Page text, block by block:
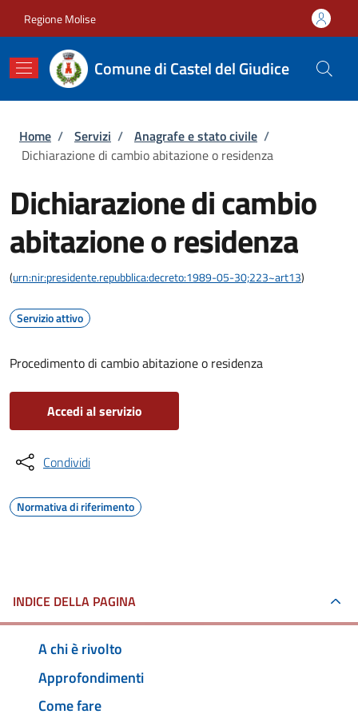
Regione Molise
Comune di Castel del Giudice
Briciole di pane
Home / Servizi / Anagrafe e stato civile /
Dichiarazione di cambio abitazione o residenza
Dichiarazione di cambio
abitazione o residenza
(urn:nir:presidente.repubblica:decreto:1989-05-30;223~art13)
Servizio attivo
Procedimento di cambio abitazione o residenza
Accedi al servizio
Condividi
Normativa di riferimento
INDICE DELLA PAGINA
A chi è rivolto
Approfondimenti
Come fare